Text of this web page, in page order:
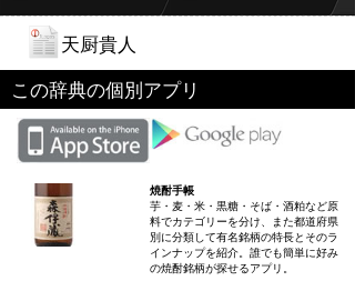
天厨貴人
この辞典の個別アプリ
焼酎手帳
芋・麦・米・黒糖・そば・酒粕など原
料でカテゴリーを分け、また都道府県
別に分類して有名銘柄の特長とそのラ
インナップを紹介。誰でも簡単に好み
の焼酎銘柄が探せるアプリ。